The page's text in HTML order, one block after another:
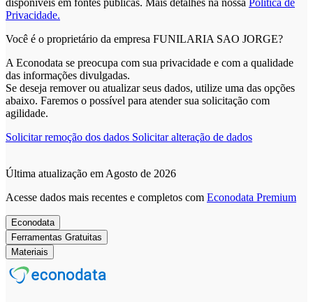
Privacidade.
Você é o proprietário da empresa FUNILARIA SAO JORGE?
A Econodata se preocupa com sua privacidade e com a qualidade
das informações divulgadas.
Se deseja remover ou atualizar seus dados, utilize uma das opções
abaixo. Faremos o possível para atender sua solicitação com
agilidade.
Solicitar remoção dos dados Solicitar alteração de dados
Última atualização em Agosto de 2026
Acesse dados mais recentes e completos com Econodata Premium
Econodata
Ferramentas Gratuitas
Materiais